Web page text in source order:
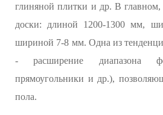
глиняной плитки и др. В
доски: длиной 1200-1300 мм,
шириной 7-8 мм. Одна из
- расширение диапазона
прямоугольники и др.),
пола.